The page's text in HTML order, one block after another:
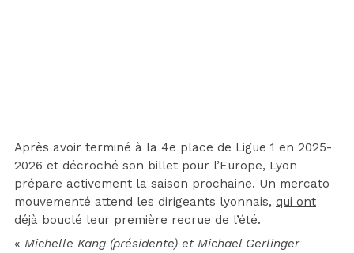
Après avoir terminé à la 4e place de Ligue 1 en 2025-
2026 et décroché son billet pour l’Europe, Lyon
prépare activement la saison prochaine. Un mercato
mouvementé attend les dirigeants lyonnais, qui ont
déjà bouclé leur première recrue de l’été.
« Michelle Kang (présidente) et Michael Gerlinger